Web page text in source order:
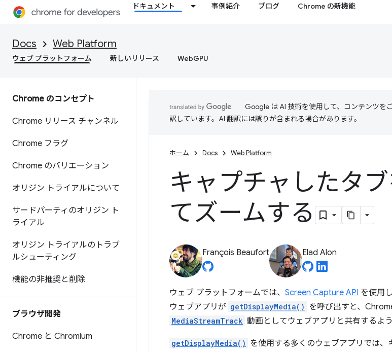
ドキュメント 事例紹介 ブログ Chrome の新機能
Docs Web Platform
ウェブ プラットフォーム 新しいリリース WebGPU
Chrome のコンセプト
Chrome リリース チャンネル
Chrome フラグ
Chrome のバリエーション
オリジン トライアルについて
サードパーティのオリジン ト
ライアル
オリジン トライアルのトラブ
ルシューティング
機能の非推奨と削除
ブラウザ開発
Chrome と Chromium
Google は AI 技術を使用して、コンテンツを
訳しています。AI 翻訳には誤りが含まれる場合があります。
ホーム Docs Web Platform
キャプチャしたタ
てズームする
François Beaufort Elad Alon
ウェブ プラットフォームでは、 Screen Capture API を使用
ウェブアプリが getDisplayMedia() を呼び出すと、
MediaStreamTrack 動画としてウェブアプリと共有するよう
getDisplayMedia() を使用する多くのウェブアプリでは